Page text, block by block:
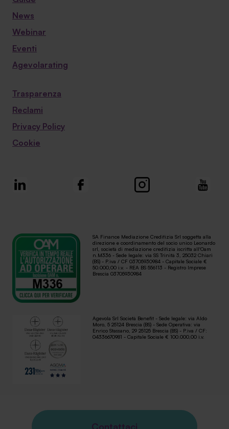
News
Webinar
Eventi
Agevolarating
Trasparenza
Reclami
Privacy Policy
Cookie
SA Finance Mediazione Creditizia Srl soggetta alla
direzione e coordinamento del socio unico Leonardo
srl, società di mediazione creditizia iscritta all'Oam
n.M336 - Sede legale: via SS Trinità 3, 25032 Chiari
(BS) - P.iva / CF 03705930984 - Capitale Sociale €
50.000,00 i.v. - REA BS 556113 - Registro Imprese
Brescia 03705930984
Agevola Srl Società Benefit - Sede legale: via Aldo
Moro, 5 25124 Brescia (BS) - Sede Operativa: via
Enrico Stassano, 29 25125 Brescia (BS) - P.iva / CF:
04336670981 - Capitale Sociale € 100.000,00 i.v.
Contattaci